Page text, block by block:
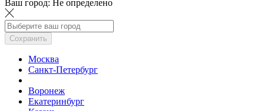
Ваш город: Не определено
Сохранить
Москва
Санкт-Петербург
Воронеж
Екатеринбург